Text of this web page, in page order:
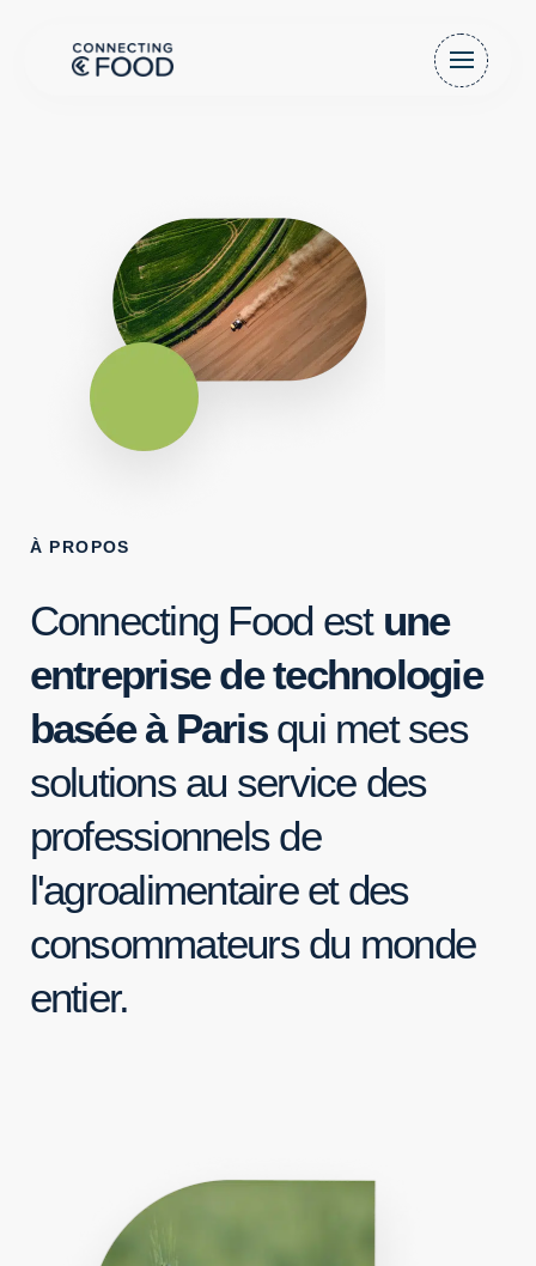
À PROPOS
Connecting Food est une
entreprise de technologie
basée à Parisqui met ses
solutions au service des
professionnels de
l'agroalimentaire et des
consommateurs du monde
entier.